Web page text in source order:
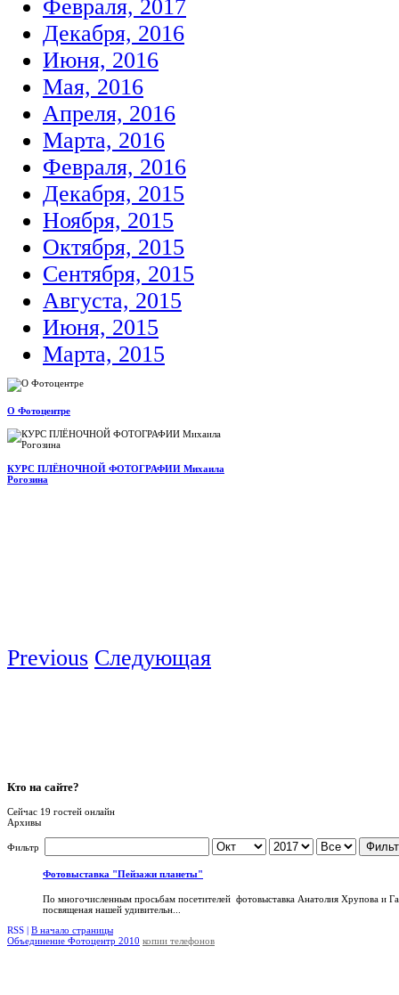
Февраля, 2017
Декабря, 2016
Июня, 2016
Мая, 2016
Апреля, 2016
Марта, 2016
Февраля, 2016
Декабря, 2015
Ноября, 2015
Октября, 2015
Сентября, 2015
Августа, 2015
Июня, 2015
Марта, 2015
О Фотоцентре
КУРС ПЛЁНОЧНОЙ ФОТОГРАФИИ Михаила
Рогозина
Previous Следующая
Кто на сайте?
Сейчас 19 гостей онлайн
Архивы
Фильтр
Фотовыставка "Пейзажи планеты"
По многочисленным просьбам посетителей фотовыставка Анатолия Хрупова и
посвященая нашей удивительн...
RSS | В начало страницы
Объединение Фотоцентр 2010 копии телефонов